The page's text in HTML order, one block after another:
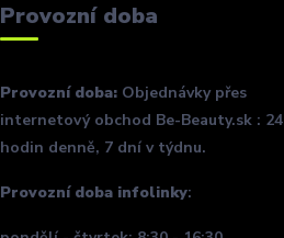
Provozní doba
Provozní doba: Objednávky přes
internetový obchod Be-Beauty.sk : 24
hodin denně, 7 dní v týdnu.
Provozní doba infolinky: